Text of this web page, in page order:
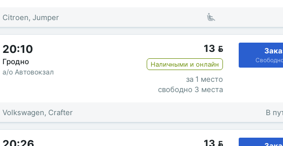
Citroen, Jumper
20:10
Гродно
а/о Автовокзал
13 
Наличными и онлайн
за 1 место
свободно 3 места
Volkswagen, Crafter В
13 